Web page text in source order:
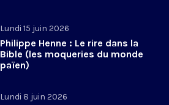
Lundi 15 juin 2026
Philippe Henne : Le rire dans la
Bible (les moqueries du monde
païen)
Lundi 8 juin 2026